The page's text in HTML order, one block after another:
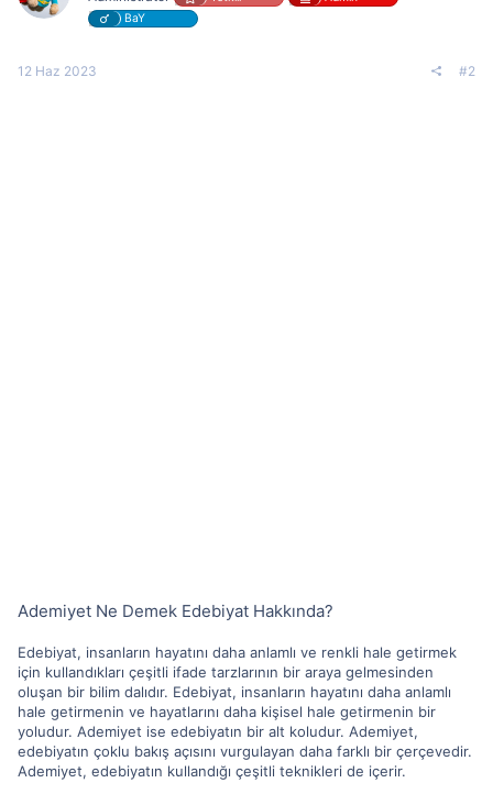
BaY
12 Haz 2023 #2
Ademiyet Ne Demek Edebiyat Hakkında?
Edebiyat, insanların hayatını daha anlamlı ve renkli hale getirmek
için kullandıkları çeşitli ifade tarzlarının bir araya gelmesinden
oluşan bir bilim dalıdır. Edebiyat, insanların hayatını daha anlamlı
hale getirmenin ve hayatlarını daha kişisel hale getirmenin bir
yoludur. Ademiyet ise edebiyatın bir alt koludur. Ademiyet,
edebiyatın çoklu bakış açısını vurgulayan daha farklı bir çerçevedir.
Ademiyet, edebiyatın kullandığı çeşitli teknikleri de içerir.